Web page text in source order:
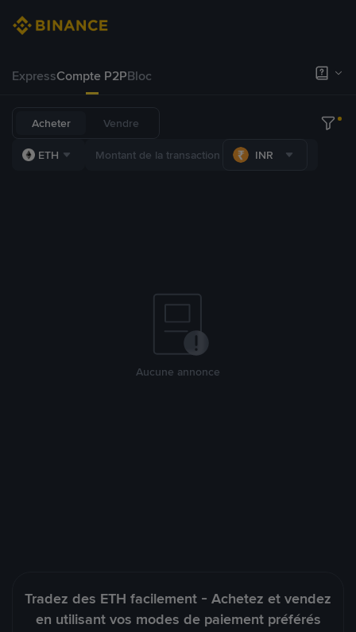
ExpressCompte P2PBloc
Acheter Vendre
ETH INR
Aucune annonce
Tradez des ETH facilement - Achetez et vendez
en utilisant vos modes de paiement préférés